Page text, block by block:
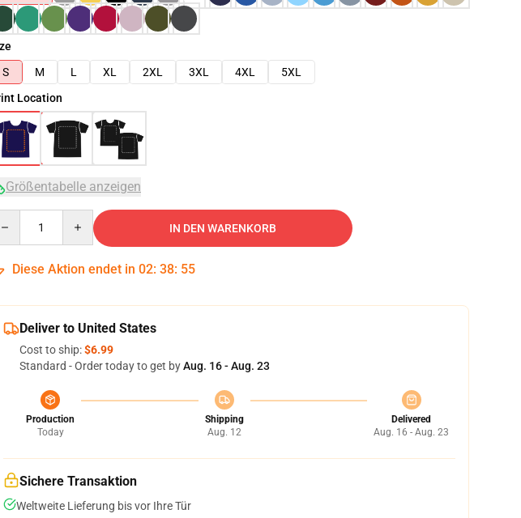
S
M L XL 2XL 3XL 4XL
5XL
Location
Größentabelle anzeigen
IN DEN WARENKORB
Diese Aktion endet in 02: 38: 54
Deliver to United States
Cost to ship:$6.99
Standard - Order today to get byAug. 16 - Aug. 23
Production
Today
Shipping
Aug. 12
Delivered
Aug. 16 - Aug. 23
Sichere Transaktion
Weltweite Lieferung bis vor Ihre Tür